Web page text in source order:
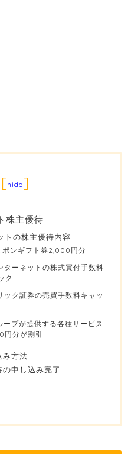
[hide]
株主優待
トの株主優待内容
ポンギフト券2,000円分
ターネットの株式買付手数料
ク
ック証券の売買手数料キャッ
ープが提供する各種サービス
円分が割引
み方法
の申し込み完了